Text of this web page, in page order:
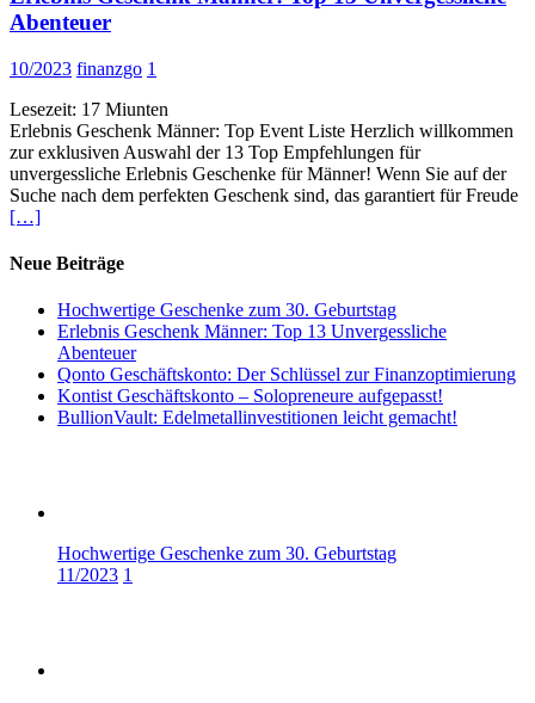
Abenteuer
10/2023 finanzgo 1
Lesezeit: 17 Miunten
Erlebnis Geschenk Männer: Top Event Liste Herzlich willkommen
zur exklusiven Auswahl der 13 Top Empfehlungen für
unvergessliche Erlebnis Geschenke für Männer! Wenn Sie auf der
Suche nach dem perfekten Geschenk sind, das garantiert für Freude
[…]
Neue Beiträge
Hochwertige Geschenke zum 30. Geburtstag
Erlebnis Geschenk Männer: Top 13 Unvergessliche
Abenteuer
Qonto Geschäftskonto: Der Schlüssel zur Finanzoptimierung
Kontist Geschäftskonto – Solopreneure aufgepasst!
BullionVault: Edelmetallinvestitionen leicht gemacht!
Hochwertige Geschenke zum 30. Geburtstag
11/2023 1